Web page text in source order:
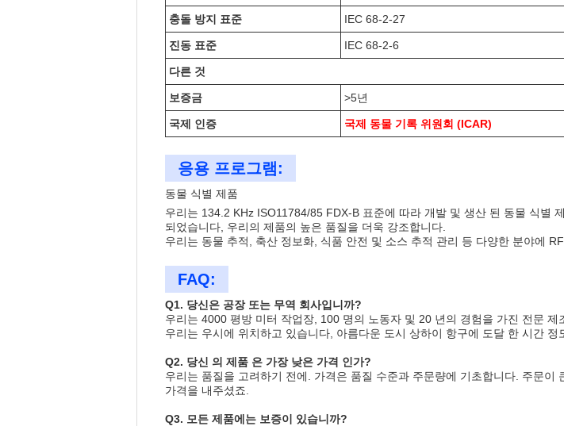
충돌 방지 표준 IEC 68-2-27
진동 표준 IEC 68-2-6
다른 것
보증금 >5년
국제 인증 국제 동물 기록 위원회 (ICAR)
응용 프로그램:
동물 식별 제품
우리는 134.2 KHz ISO11784/85 FDX-B 표준에 따라 개발 및 생산 된 동물 식별
되었습니다, 우리의 제품의 높은 품질을 더욱 강조합니다.
우리는 동물 추적, 축산 정보화, 식품 안전 및 소스 추적 관리 등 다양한 분야에
FAQ:
Q1. 당신은 공장 또는 무역 회사입니까?
우리는 4000 평방 미터 작업장, 100 명의 노동자 및 20 년의 경험을 가진 전문 제
우리는 우시에 위치하고 있습니다, 아름다운 도시 상하이 항구에 도달 한 시간
Q2. 당신 의 제품 은 가장 낮은 가격 인가?
우리는 품질을 고려하기 전에. 가격은 품질 수준과 주문량에 기초합니다. 주문
가격을 내주셨죠.
Q3. 모든 제품에는 보증이 있습니까?